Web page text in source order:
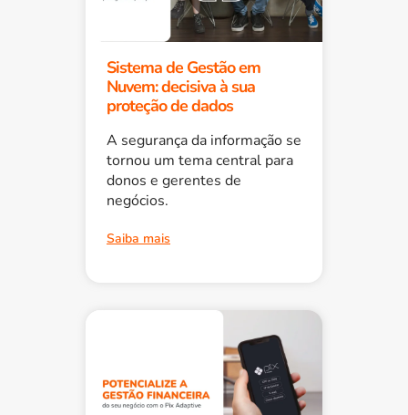
Sistema de Gestão em
Nuvem: decisiva à sua
proteção de dados
A segurança da informação se
tornou um tema central para
donos e gerentes de
negócios.
Saiba mais